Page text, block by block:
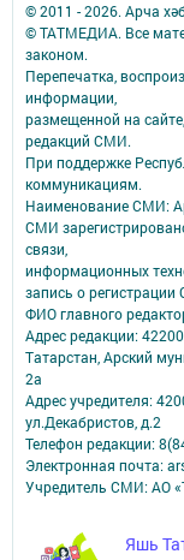
Яшь
© 2011 - 2026. Арча
© ТАТМЕДИА. Все
законом.
Перепечатка,
информации,
размещенной на
редакций СМИ.
При поддержке
коммуникациям.
Наименование СМИ:
СМИ
связи,
информационных
запись о
ФИО главного
Адрес редакции:
Татарстан, Арский
2а
Адрес учредителя:
ул.Декабристов, д.2
Телефон редакции:
Электронная почта:
Учредитель СМИ: АО
Антикоррупционная
АО «ТАТМЕДИА»